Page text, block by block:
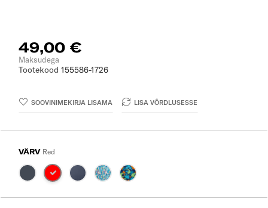
49,00 €
Maksudega
Tootekood 155586-1726
SOOVINIMEKIRJA LISAMA LISA VÕRDLUSESSE
VÄRV Red